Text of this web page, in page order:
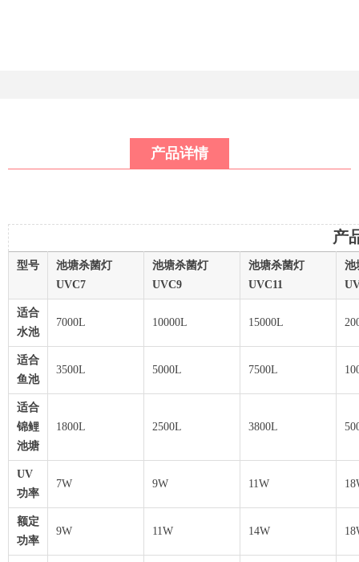
产品详情
产
型号
池塘杀菌灯
UVC7
池塘杀菌灯
UVC9
池塘杀菌灯
UVC11
池
适合
水池
7000L 10000L 15000L
适合
鱼池
3500L 5000L 7500L
适合
锦鲤
池塘
1800L 2500L 3800L
UV
功率
7W 9W 11W
额定
功率
9W 11W 14W